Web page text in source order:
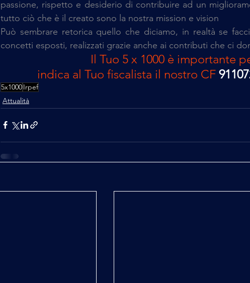
passione, rispetto e desiderio di contribuire ad un
tutto ciò che è il creato sono la nostra mission e vision
Può sembrare retorica quello che diciamo, in realtà se
concetti esposti, realizzati grazie anche ai contributi che ci
Il Tuo 5 x 1000 è importante
indica al Tuo fiscalista il nostro CF
5x1000Irpef
Attualità